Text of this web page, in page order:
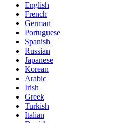
English
French
German
Portuguese
Spanish
Russian
Japanese
Korean
Arabic
Irish
Greek
Turkish
Italian